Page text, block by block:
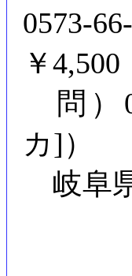
0573-
￥
問）
カ]）
岐阜